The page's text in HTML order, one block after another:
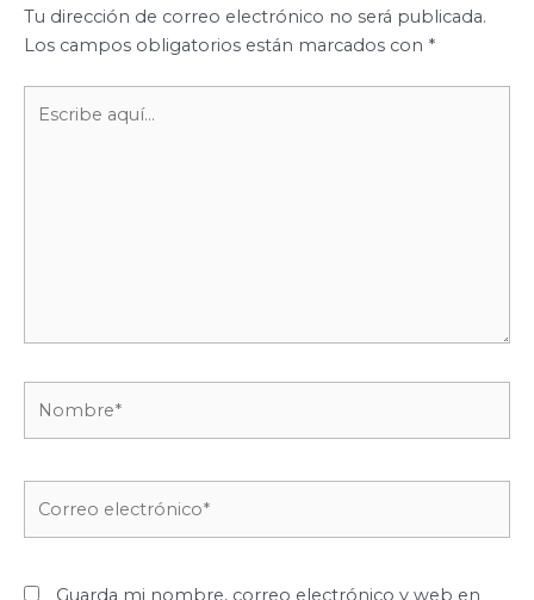
Tu dirección de correo electrónico no será publicada.
Los campos obligatorios están marcados con *
aquí...
Guarda mi nombre, correo electrónico y web en